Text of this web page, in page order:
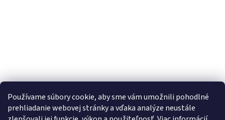
Používame súbory cookie, aby sme vám umožnili pohodlné
prehliadanie webovej stránky a vďaka analýze neustále
eshop.SECTRON.eu